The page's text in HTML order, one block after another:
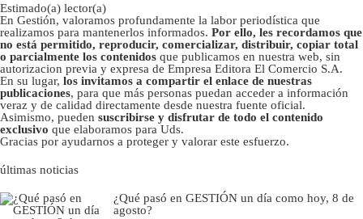
Estimado(a) lector(a)
En Gestión, valoramos profundamente la labor periodística que
realizamos para mantenerlos informados. Por ello, les recordamos que
no está permitido, reproducir, comercializar, distribuir, copiar total
o parcialmente los contenidos que publicamos en nuestra web, sin
autorizacion previa y expresa de Empresa Editora El Comercio S.A.
En su lugar, los invitamos a compartir el enlace de nuestras
publicaciones, para que más personas puedan acceder a información
veraz y de calidad directamente desde nuestra fuente oficial.
Asimismo, pueden suscribirse y disfrutar de todo el contenido
exclusivo que elaboramos para Uds.
Gracias por ayudarnos a proteger y valorar este esfuerzo.
últimas noticias
¿Qué pasó en GESTIÓN un día como hoy, 8 de
agosto?